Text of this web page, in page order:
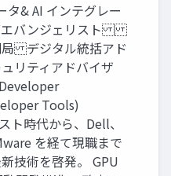
& AI インテグレー
エバンジェリスト
デジタル統括アド
リティアドバイザ
Tools)
ト時代から、Dell、
を経て現職まで
技術を啓発。 GPU